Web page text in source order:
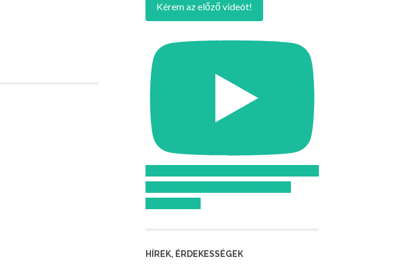
Kérem az előző videót!
HÍREK, ÉRDEKESSÉGEK